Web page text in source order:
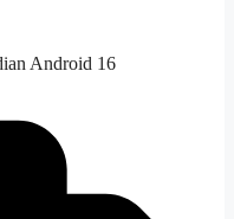
Android 16